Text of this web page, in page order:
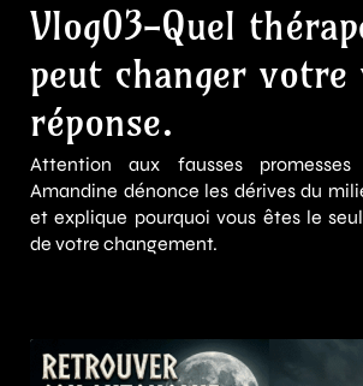
Vlog03-Quel
peut changer votre
réponse.
Attention aux fausses
Amandine dénonce les dérives du
et explique pourquoi vous êtes le
de votre changement.